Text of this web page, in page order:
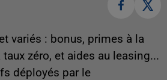
variés : bonus, primes à la
zéro, et aides au leasing...
déployés par le